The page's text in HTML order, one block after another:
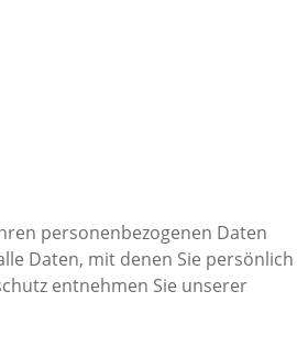
personenbezogenen Daten
Daten, mit denen Sie persönlich
entnehmen Sie unserer